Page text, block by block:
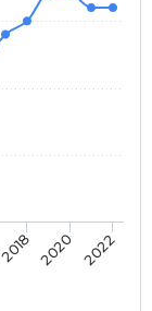
2018 2020 2022